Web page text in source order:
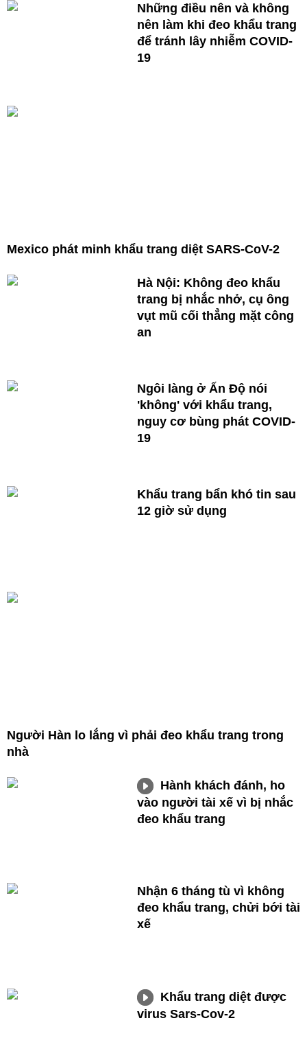
Những điều nên và không
nên làm khi đeo khẩu trang
để tránh lây nhiễm COVID-
19
Mexico phát minh khẩu trang diệt SARS-CoV-2
Hà Nội: Không đeo khẩu
trang bị nhắc nhở, cụ ông
vụt mũ cối thẳng mặt công
an
Ngôi làng ở Ấn Độ nói
'không' với khẩu trang,
nguy cơ bùng phát COVID-
19
Khẩu trang bẩn khó tin sau
12 giờ sử dụng
Người Hàn lo lắng vì phải đeo khẩu trang trong
nhà
Hành khách đánh, ho
vào người tài xế vì bị nhắc
đeo khẩu trang
Nhận 6 tháng tù vì không
đeo khẩu trang, chửi bới tài
xế
Khẩu trang diệt được
virus Sars-Cov-2